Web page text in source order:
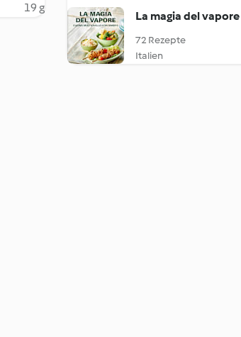
19 g
La magia del vapore
72 Rezepte
Italien